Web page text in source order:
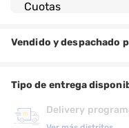
Vendido y despachado
Tipo de entrega
Delivery